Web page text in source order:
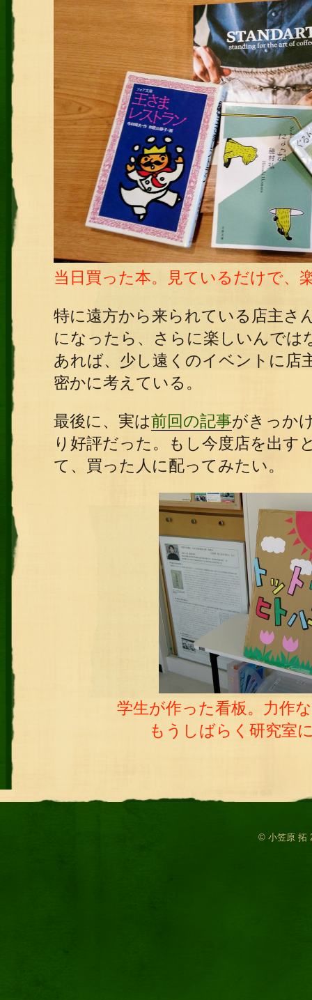
当日買った本。見ているだけで、
特に遠方から来られている店主さ
になったら、さらに楽しいんでは
あれば、少し遠くのイベントに店
密かに考えている。
最後に、実は前回の記事がきっか
り好評だった。もし今度店を出す
て、買った人に配ってみたい。
学生が作った看板。力作
もうしばらく研究室
© 小笠原 拓